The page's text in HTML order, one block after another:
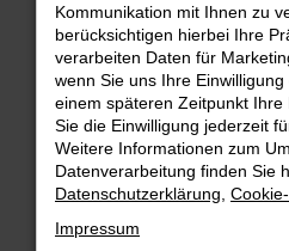
Fehler: Network
Beim Laden ist ein Fehler
Hier sind ein paar Tipps,
Überprüfe deine
Internetverbindung.
Laden andere
Suchmaschine?
Kommunikation mit Ihnen zu
berücksichtigen hierbei Ihre
verarbeiten Daten für
wenn Sie uns Ihre
einem späteren Zeitpunkt
Sie die Einwilligung jederzeit
Weitere Informationen zum
Datenverarbeitung finden Sie
Datenschutzerklärung
Impressum